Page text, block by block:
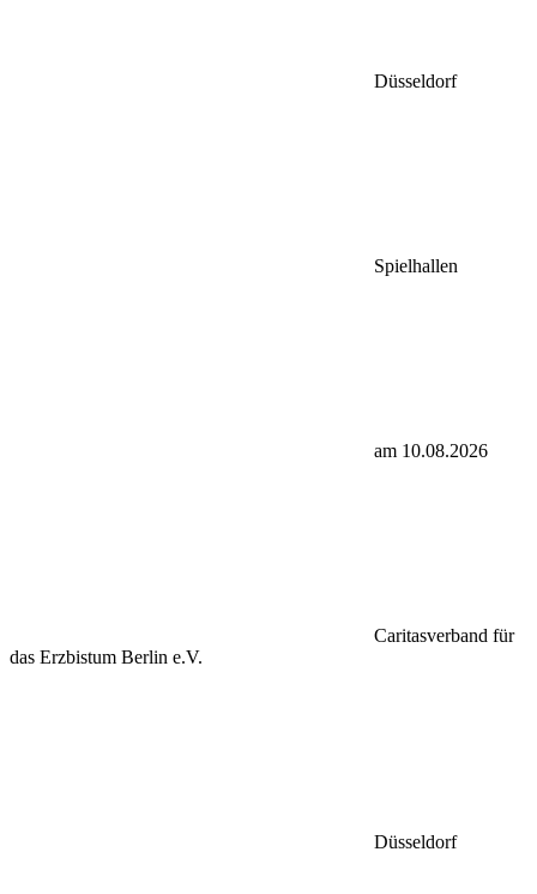
Düsseldorf
Spielhallen
am 10.08.2026
Caritasverband für
das Erzbistum Berlin e.V.
Düsseldorf